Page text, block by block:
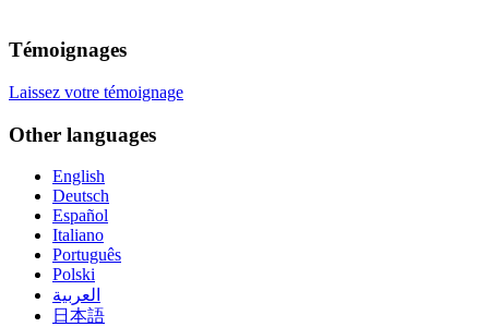
Témoignages
Laissez votre témoignage
Other languages
English
Deutsch
Español
Italiano
Português
Polski
العربية
日本語